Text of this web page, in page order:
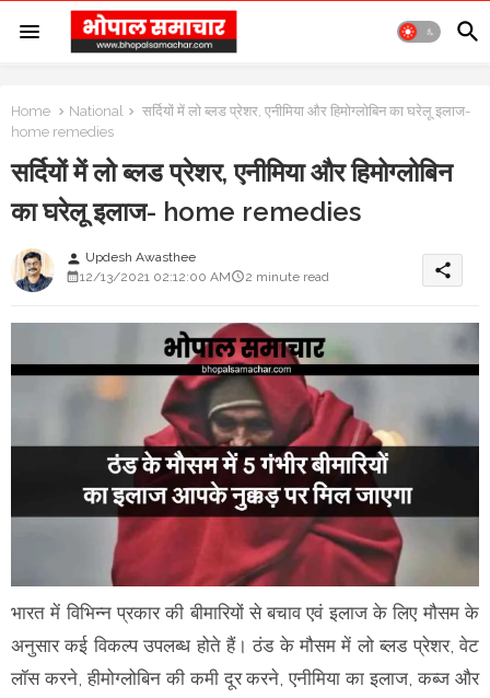
Home National
सर्दियों में लो ब्लड प्रेशर, एनीमिया और हिमोग्लोबिन का घरेलू इलाज-
home remedies
सर्दियों में लो ब्लड प्रेशर, एनीमिया और हिमोग्लोबिन
का घरेलू इलाज- home remedies
person Updesh Awasthee
12/13/2021 02:12:00 AM
2 minute read share
भारत में विभिन्न प्रकार की बीमारियों से बचाव एवं इलाज के लिए मौसम के
अनुसार कई विकल्प उपलब्ध होते हैं। ठंड के मौसम में लो ब्लड प्रेशर, वेट
लॉस करने, हीमोग्लोबिन की कमी दूर करने, एनीमिया का इलाज, कब्ज और